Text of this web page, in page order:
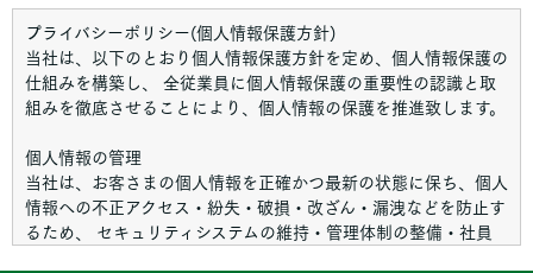
プライバシーポリシー(個人情報保護方針)
当社は、以下のとおり個人情報保護方針を定め、個人情報保護の
仕組みを構築し、 全従業員に個人情報保護の重要性の認識と取
組みを徹底させることにより、個人情報の保護を推進致します。
個人情報の管理
当社は、お客さまの個人情報を正確かつ最新の状態に保ち、個人
情報への不正アクセス・紛失・破損・改ざん・漏洩などを防止す
るため、 セキュリティシステムの維持・管理体制の整備・社員